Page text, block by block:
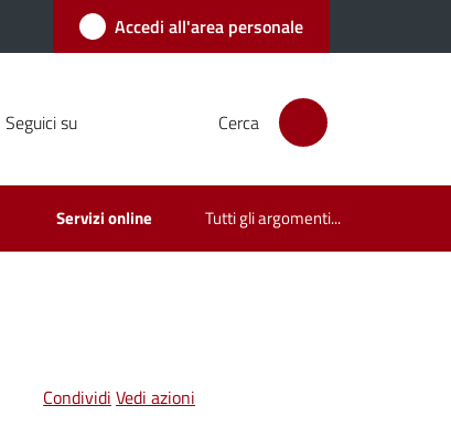
Accedi all'area personale
Seguici su Cerca
Servizi online Tutti gli argomenti...
Condividi Vedi azioni